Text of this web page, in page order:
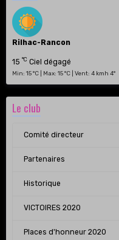
Rilhac-Rancon
15 °C Ciel dégagé
Min: 15 °C | Max: 15 °C | Vent: 4 kmh 4°
Le club
Comité directeur
Partenaires
Historique
VICTOIRES 2020
Places d'honneur 2020